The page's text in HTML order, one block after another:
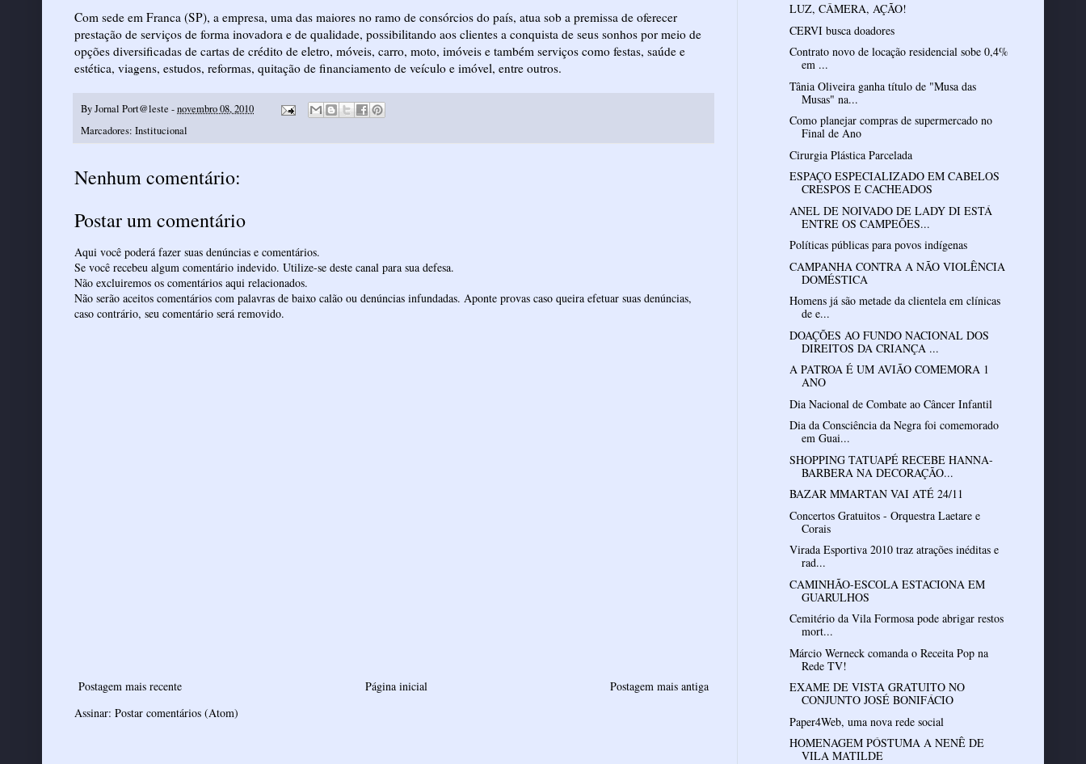
Com sede em Franca (SP), a empresa, uma das maiores no ramo de consórcios do país, atua sob a premissa de oferecer
prestação de serviços de forma inovadora e de qualidade, possibilitando aos clientes a conquista de seus sonhos por meio de
opções diversificadas de cartas de crédito de eletro, móveis, carro, moto, imóveis e também serviços como festas, saúde e
estética, viagens, estudos, reformas, quitação de financiamento de veículo e imóvel, entre outros.
ByJornal Port@leste -novembro 08, 2010
Marcadores: Institucional
Nenhum comentário:
Postar um comentário
Aqui você poderá fazer suas denúncias e comentários.
Se você recebeu algum comentário indevido. Utilize-se deste canal para sua defesa.
Não excluiremos os comentários aqui relacionados.
Não serão aceitos comentários com palavras de baixo calão ou denúncias infundadas. Aponte provas caso queira efetuar suas denúncias,
caso contrário, seu comentário será removido.
Postagem mais recente Postagem mais antiga
Página inicial
Assinar: Postar comentários (Atom)
LUZ, CÂMERA, AÇÃO!
CERVI busca doadores
Contrato novo de locação residencial sobe 0,4%
em ...
Tânia Oliveira ganha título de "Musa das
Musas" na...
Como planejar compras de supermercado no
Final de Ano
Cirurgia Plástica Parcelada
ESPAÇO ESPECIALIZADO EM CABELOS
CRESPOS E CACHEADOS
ANEL DE NOIVADO DE LADY DI ESTÁ
ENTRE OS CAMPEÕES...
Políticas públicas para povos indígenas
CAMPANHA CONTRA A NÃO VIOLÊNCIA
DOMÉSTICA
Homens já são metade da clientela em clínicas
de e...
DOAÇÕES AO FUNDO NACIONAL DOS
DIREITOS DA CRIANÇA ...
A PATROA É UM AVIÃO COMEMORA 1
ANO
Dia Nacional de Combate ao Câncer Infantil
Dia da Consciência da Negra foi comemorado
em Guai...
SHOPPING TATUAPÉ RECEBE HANNA-
BARBERA NA DECORAÇÃO...
BAZAR MMARTAN VAI ATÉ 24/11
Concertos Gratuitos - Orquestra Laetare e
Corais‏
Virada Esportiva 2010 traz atrações inéditas e
rad...
CAMINHÃO-ESCOLA ESTACIONA EM
Cemitério da Vila Formosa pode abrigar restos
mort...
Márcio Werneck comanda o Receita Pop na
Rede TV!
EXAME DE VISTA GRATUITO NO
CONJUNTO JOSÉ BONIFÁCIO
Paper4Web, uma nova rede social
HOMENAGEM PÓSTUMA A NENÊ DE
VILA MATILDE